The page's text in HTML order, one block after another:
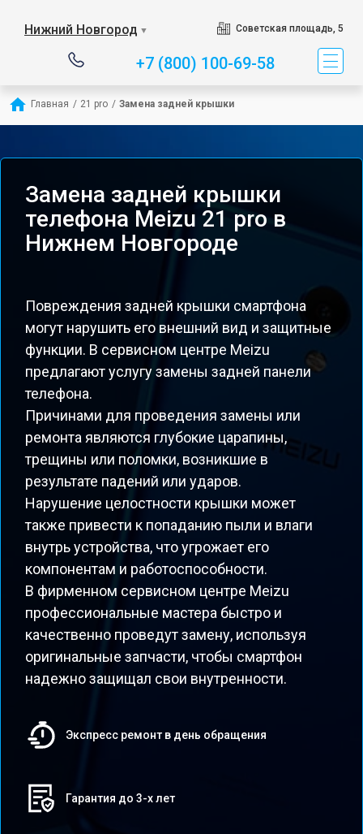
Нижний Новгород ▼ Советская площадь, 5
+7 (800) 100-69-58
Главная / 21 pro / Замена задней крышки
Замена задней крышки
телефона Meizu 21 pro в
Нижнем Новгороде
Повреждения задней крышки смартфона
могут нарушить его внешний вид и защитные
функции. В сервисном центре Meizu
предлагают услугу замены задней панели
телефона.
Причинами для проведения замены или
ремонта являются глубокие царапины,
трещины или поломки, возникшие в
результате падений или ударов.
Нарушение целостности крышки может
также привести к попаданию пыли и влаги
внутрь устройства, что угрожает его
компонентам и работоспособности.
В фирменном сервисном центре Meizu
профессиональные мастера быстро и
качественно проведут замену, используя
оригинальные запчасти, чтобы смартфон
надежно защищал свои внутренности.
Экспресс ремонт в день обращения
Гарантия до 3-х лет